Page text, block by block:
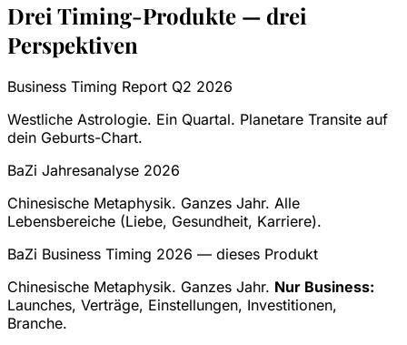
Drei Timing-Produkte — drei
Perspektiven
Business Timing Report Q2 2026
Westliche Astrologie. Ein Quartal. Planetare Transite auf
dein Geburts-Chart.
BaZi Jahresanalyse 2026
Chinesische Metaphysik. Ganzes Jahr. Alle
Lebensbereiche (Liebe, Gesundheit, Karriere).
BaZi Business Timing 2026 — dieses Produkt
Chinesische Metaphysik. Ganzes Jahr. Nur Business:
Launches, Verträge, Einstellungen, Investitionen,
Branche.